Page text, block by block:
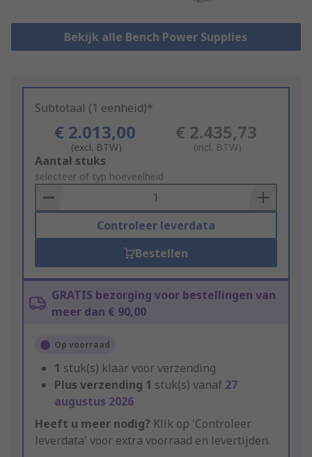
Bekijk alle Bench Power Supplies
Subtotaal (1 eenheid)*
€ 2.013,00
(excl. BTW)
€ 2.435,73
(incl. BTW)
Add
to
Basket
Aantal stuks
selecteer of typ hoeveelheid
Controleer leverdata
Bestellen
GRATIS bezorging voor bestellingen van
meer dan € 90,00
Op voorraad
1 stuk(s) klaar voor verzending
Plus verzending 1 stuk(s) vanaf 27
augustus 2026
Heeft u meer nodig? Klik op 'Controleer
leverdata' voor extra voorraad en levertijden.